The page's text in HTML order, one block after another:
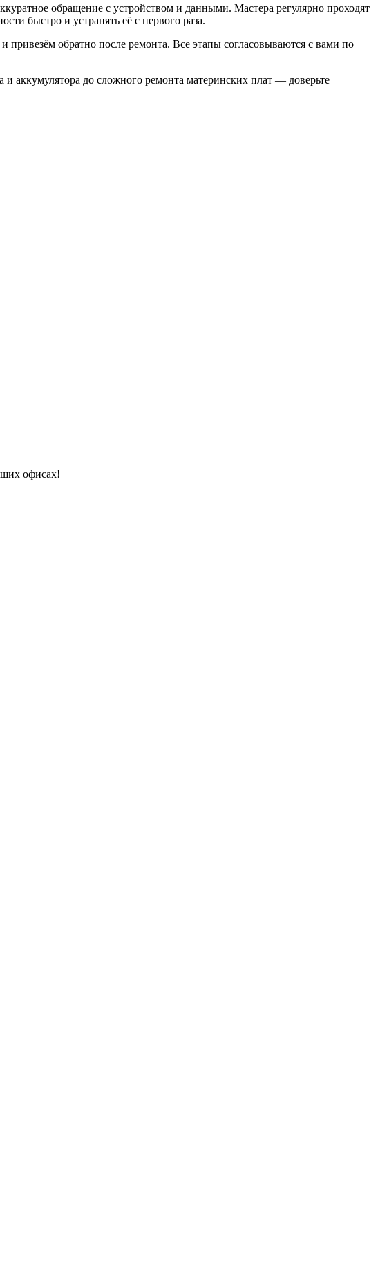
обращение с устройством и данными. Мастера регулярно проходят
быстро и устранять её с первого раза.
привезём обратно после ремонта. Все этапы согласовываются с вами по
аккумулятора до сложного ремонта материнских плат — доверьте
офисах!